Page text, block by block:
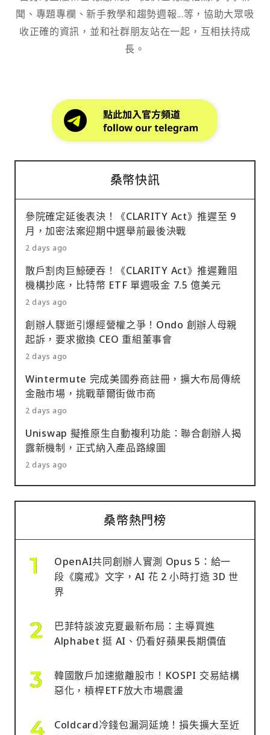
聞、專題專欄、新手教學和趨勢週報...等，協助大眾吸
收正確的資訊，並和社群朋友站在一起，互相扶持成
長。
桑幣快訊
參院確定延後表決！《CLARITY Act》推遲至 9
月，加密法案迎期中選舉前最後決戰
2 days ago
散戶割肉巨鯨硬吞！《CLARITY Act》推遲難阻
機構抄底，比特幣 ETF 單週吸金 7.5 億美元
2 days ago
創辦人驟逝引爆經營權之爭！Ondo 創辦人母親
起訴，要求撤換 CEO 重組董事會
2 days ago
Wintermute 完成美國券商註冊，擴大布局傳統
金融市場，挑戰華爾街做市商
2 days ago
Uniswap 擬推原生自動複利功能：聯合創辦人揭
露新機制，正式納入產品路線圖
2 days ago
桑幣熱門榜
OpenAI共同創辦人實測 Opus 5：給一
段《魔戒》文字，AI 花 2 小時打造 3D 世
界
巴菲特談波克夏最新布局：主導買進
Alphabet 挺 AI、仍看好蘋果長期價值
韓國散戶加速撤離股市！KOSPI 交易結構
惡化，槓桿ETF放大市場震盪
Coldcard冷錢包漏洞延燒！損失擴大至近